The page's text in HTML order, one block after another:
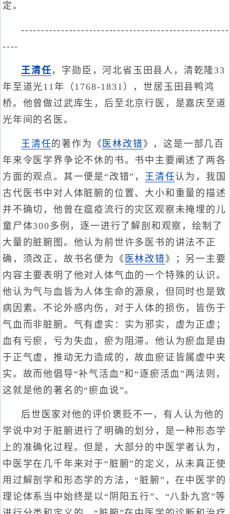
定。
----------------------------------------------------
----
王清任 ，字勋臣，河北省玉田县人，清乾隆33
年至道光11年（1768-1831），世居玉田县鸭鸿
桥。他曾做过武库生，后至北京行医，是嘉庆至道
光年间的名医。
王清任的著作为《 医林改错》，这是一部几百
年来令医学界争论不休的书。书中主要阐述了两各
方面的观点。其一便是“改错”， 王清任认为，我国
古代医书中对人体脏腑的位置、大小和重量的描述
并不确切，他曾在瘟疫流行的灾区观察未掩埋的儿
童尸体300多例，逐一进行了解剖和观察，绘制了
大量的脏腑图。他认为前世许多医书的讲法不正
确，须改正，故书名便为《 医林改错》；另一主要
内容主要表明了他对人体气血的一个特殊的认识。
他认为气与血皆为人体生命的源泉，但同时也是致
病因素。不论外感内伤，对于人体的损伤，皆伤于
气血而非脏腑。气有虚实：实为邪实，虚为正虚；
血有亏瘀，亏为失血，瘀为阻滞。他认为瘀血是由
于正气虚，推动无力造成的，故血瘀证皆属虚中夹
实。故而他倡导“补气活血”和“逐瘀活血”两法则，
这就是他的著名的“瘀血说”。
后世医家对他的评价褒贬不一，有人认为他的
学说中对于脏腑进行了明确的划分，是一种形态学
上的准确化过程。但是，大部分的中医学者认为，
中医学在几千年来对于“脏腑”的定义，从未真正使
用过解剖学和形态学的方法，“脏腑”，在中医学的
理论体系当中始终是以“阴阳五行”、“八卦九宫”等